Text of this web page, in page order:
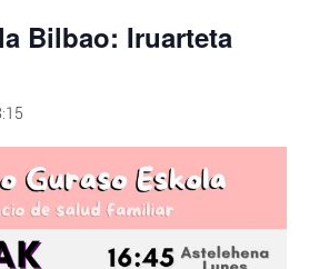
Bilbao: Iruarteta